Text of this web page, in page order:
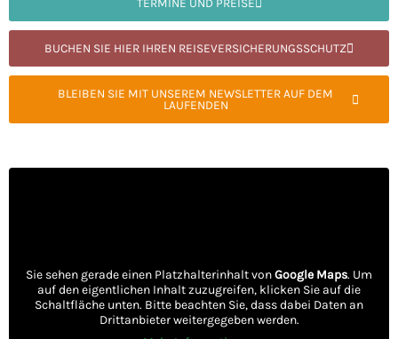
BUCHEN SIE HIER IHREN REISEVERSICHERUNGSSCHUTZ
BLEIBEN SIE MIT UNSEREM NEWSLETTER AUF DEM
LAUFENDEN
Sie sehen gerade einen Platzhalterinhalt vonGoogle Maps. Um
auf den eigentlichen Inhalt zuzugreifen, klicken Sie auf die
Schaltfläche unten. Bitte beachten Sie, dass dabei Daten an
Drittanbieter weitergegeben werden.